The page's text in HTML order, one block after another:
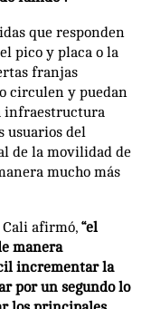
que responden
pico y placa o la
franjas
circulen y puedan
infraestructura
usuarios del
de la movilidad de
mucho más
afirmó, “el
manera
incrementar la
por un segundo lo